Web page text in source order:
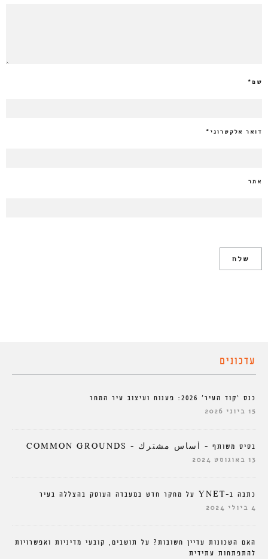
שם*
דואר אלקטרוני *
אתר
עדכונים
כנס ‘קוד העיר’ 2026: פענוח ועיצוב עיר המחר
15 ביוני 2026
בסיס משותף – أساس مشترك – COMMON GROUNDS
13 באוגוסט 2024
כתבה ב-YNET על מחקר חדש במעבדה העוסק בהצללה בעיר
4 ביולי 2024
האם השכונות עדיין חשובות? על תושבים, קובעי מדיניות ואפשרויות
להתפתחות עתידית